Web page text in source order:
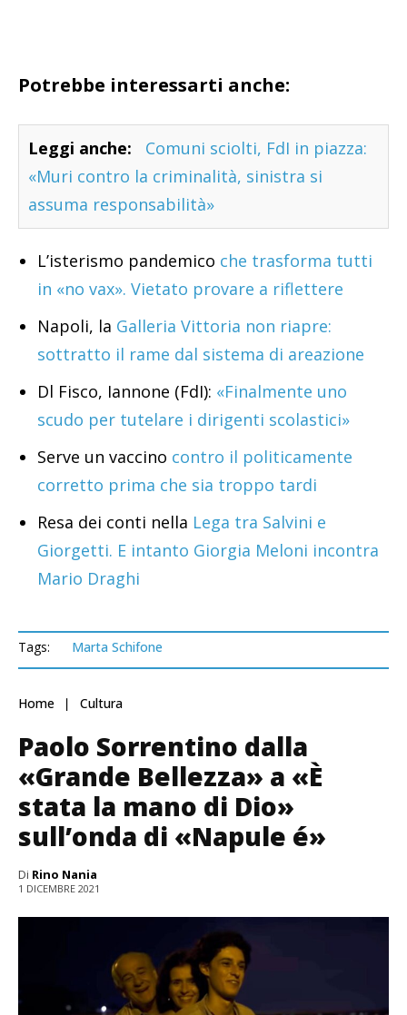
Potrebbe interessarti anche:
Leggi anche:
Comuni sciolti, FdI in piazza:
«Muri contro la criminalità, sinistra si
assuma responsabilità»
L’isterismo pandemico che trasforma tutti
in «no vax». Vietato provare a riflettere
Napoli, la Galleria Vittoria non riapre:
sottratto il rame dal sistema di areazione
Dl Fisco, Iannone (FdI): «Finalmente uno
scudo per tutelare i dirigenti scolastici»
Serve un vaccino contro il politicamente
corretto prima che sia troppo tardi
Resa dei conti nella Lega tra Salvini e
Giorgetti. E intanto Giorgia Meloni incontra
Mario Draghi
Tags: Marta Schifone
Home Cultura
Paolo Sorrentino dalla
«Grande Bellezza» a «È
stata la mano di Dio»
sull’onda di «Napule é»
Di Rino Nania
1 DICEMBRE 2021